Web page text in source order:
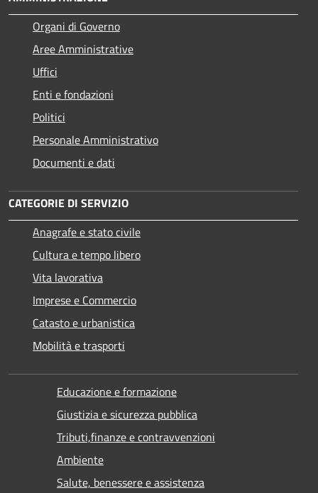
Organi di Governo
Aree Amministrative
Uffici
Enti e fondazioni
Politici
Personale Amministrativo
Documenti e dati
CATEGORIE DI SERVIZIO
Anagrafe e stato civile
Cultura e tempo libero
Vita lavorativa
Imprese e Commercio
Catasto e urbanistica
Mobilità e trasporti
Educazione e formazione
Giustizia e sicurezza pubblica
Tributi,finanze e contravvenzioni
Ambiente
Salute, benessere e assistenza